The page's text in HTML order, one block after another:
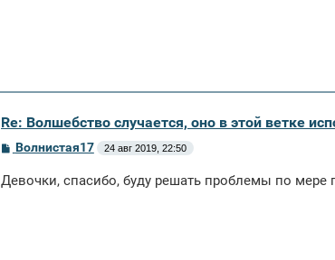
Re: Волшебство случается, оно в этой ветке
С
б
Волнистая17 24 авг 2019, 22:50
Девочки, спасибо, буду решать проблемы по мере